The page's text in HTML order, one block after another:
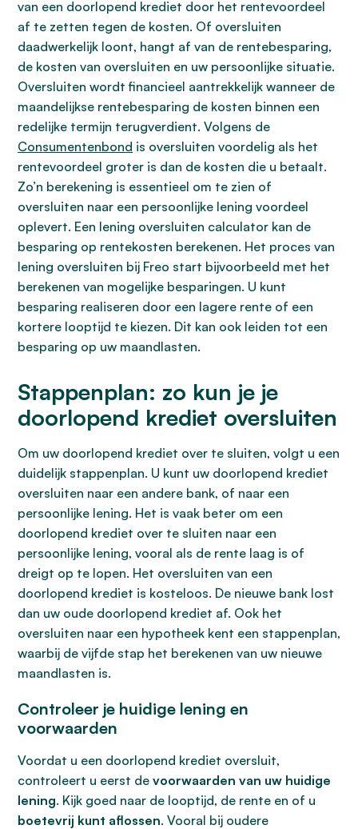
van een doorlopend krediet door het rentevoordeel
af te zetten tegen de kosten. Of oversluiten
daadwerkelijk loont, hangt af van de rentebesparing,
de kosten van oversluiten en uw persoonlijke situatie.
Oversluiten wordt financieel aantrekkelijk wanneer de
maandelijkse rentebesparing de kosten binnen een
redelijke termijn terugverdient. Volgens de
Consumentenbond is oversluiten voordelig als het
rentevoordeel groter is dan de kosten die u betaalt.
Zo’n berekening is essentieel om te zien of
oversluiten naar een persoonlijke lening voordeel
oplevert. Een lening oversluiten calculator kan de
besparing op rentekosten berekenen. Het proces van
lening oversluiten bij Freo start bijvoorbeeld met het
berekenen van mogelijke besparingen. U kunt
besparing realiseren door een lagere rente of een
kortere looptijd te kiezen. Dit kan ook leiden tot een
besparing op uw maandlasten.
Stappenplan: zo kun je je
doorlopend krediet oversluiten
Om uw doorlopend krediet over te sluiten, volgt u een
duidelijk stappenplan. U kunt uw doorlopend krediet
oversluiten naar een andere bank, of naar een
persoonlijke lening. Het is vaak beter om een
doorlopend krediet over te sluiten naar een
persoonlijke lening, vooral als de rente laag is of
dreigt op te lopen. Het oversluiten van een
doorlopend krediet is kosteloos. De nieuwe bank lost
dan uw oude doorlopend krediet af. Ook het
oversluiten naar een hypotheek kent een stappenplan,
waarbij de vijfde stap het berekenen van uw nieuwe
maandlasten is.
Controleer je huidige lening en
voorwaarden
Voordat u een doorlopend krediet oversluit,
controleert u eerst de voorwaarden van uw huidige
lening. Kijk goed naar de looptijd, de rente en of u
boetevrij kunt aflossen. Vooral bij oudere